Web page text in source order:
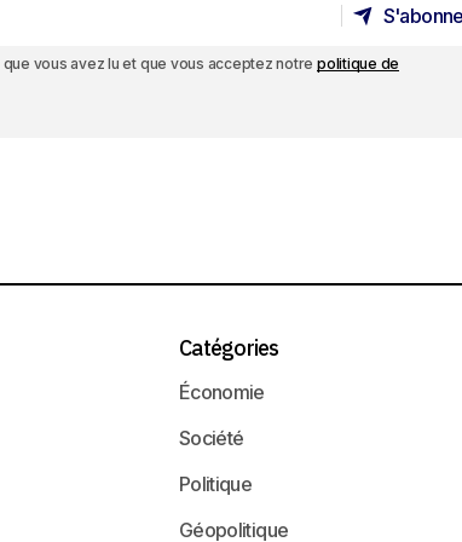
vous avez lu et que vous acceptez notrepolitique de
Catégories
Économie
Société
Politique
Géopolitique